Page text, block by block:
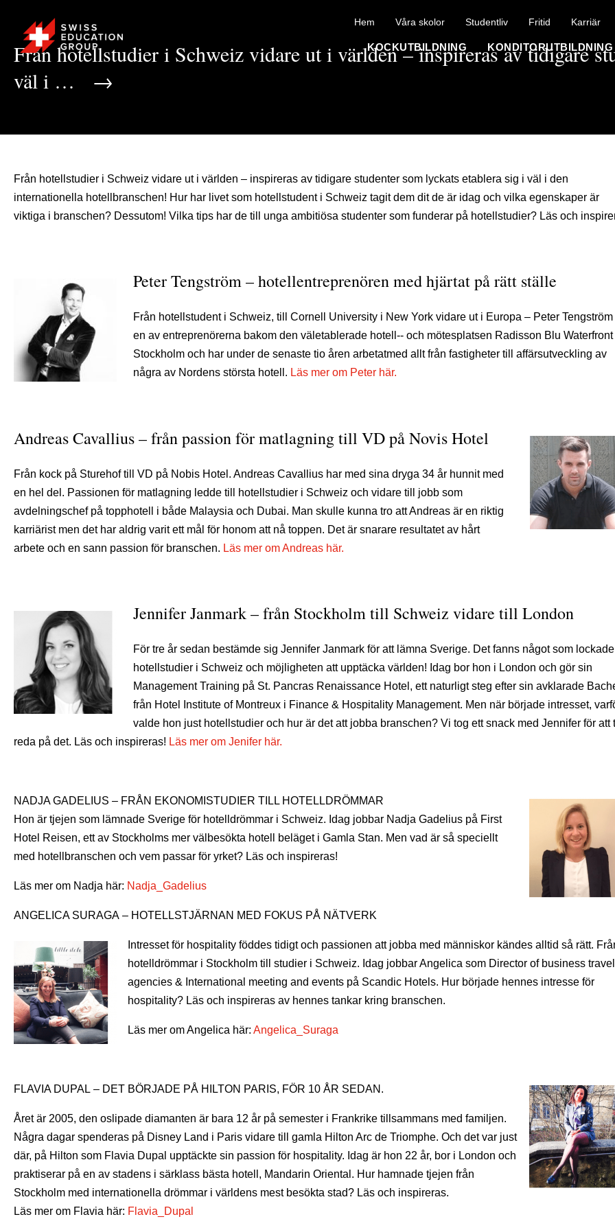
Karriär
Fritid
Studentliv
Våra skolor
Hem
KOCKUTBILDNING KONDITORUTBILDNING
Från hotellstudier i Schweiz vidare ut i världen – inspireras av tidigare
väl i …
→
Från hotellstudier i Schweiz vidare ut i världen – inspireras av tidigare studenter som lyckats etablera sig i väl i den
internationella hotellbranschen! Hur har livet som hotellstudent i Schweiz tagit dem dit de är idag och vilka egenskaper är
viktiga i branschen? Dessutom! Vilka tips har de till unga ambitiösa studenter som funderar på hotellstudier? Läs och
Peter Tengström – hotellentreprenören med hjärtat på rätt ställe
Från hotellstudent i Schweiz, till Cornell University i New York vidare ut i Europa – Peter Tengström
en av entreprenörerna bakom den väletablerade hotell-­‐ och mötesplatsen Radisson Blu Waterfront
Stockholm och har under de senaste tio åren arbetatmed allt från fastigheter till affärsutveckling av
några av Nordens största hotell. Läs mer om Peter här.
Andreas Cavallius – från passion för matlagning till VD på Novis Hotel
Från kock på Sturehof till VD på Nobis Hotel. Andreas Cavallius har med sina dryga 34 år hunnit med
en hel del. Passionen för matlagning ledde till hotellstudier i Schweiz och vidare till jobb som
avdelningschef på topphotell i både Malaysia och Dubai. Man skulle kunna tro att Andreas är en riktig
karriärist men det har aldrig varit ett mål för honom att nå toppen. Det är snarare resultatet av hårt
arbete och en sann passion för branschen. Läs mer om Andreas här.
Jennifer Janmark – från Stockholm till Schweiz vidare till London
För tre år sedan bestämde sig Jennifer Janmark för att lämna Sverige. Det fanns något som
hotellstudier i Schweiz och möjligheten att upptäcka världen! Idag bor hon i London och gör sin
Management Training på St. Pancras Renaissance Hotel, ett naturligt steg efter sin avklarade
från Hotel Institute of Montreux i Finance & Hospitality Management. Men när började intresset,
valde hon just hotellstudier och hur är det att jobba branschen? Vi tog ett snack med Jennifer för att
reda på det. Läs och inspireras! Läs mer om Jenifer här.
NADJA GADELIUS – FRÅN EKONOMISTUDIER TILL HOTELLDRÖMMAR
Hon är tjejen som lämnade Sverige för hotelldrömmar i Schweiz. Idag jobbar Nadja Gadelius på First
Hotel Reisen, ett av Stockholms mer välbesökta hotell beläget i Gamla Stan. Men vad är så speciellt
med hotellbranschen och vem passar för yrket? Läs och inspireras!
Läs mer om Nadja här: Nadja_Gadelius
ANGELICA SURAGA – HOTELLSTJÄRNAN MED FOKUS PÅ NÄTVERK
Intresset för hospitality föddes tidigt och passionen att jobba med människor kändes alltid så rätt.
hotelldrömmar i Stockholm till studier i Schweiz. Idag jobbar Angelica som Director of business travel
agencies & International meeting and events på Scandic Hotels. Hur började hennes intresse för
hospitality? Läs och inspireras av hennes tankar kring branschen.
Läs mer om Angelica här: Angelica_Suraga
FLAVIA DUPAL – DET BÖRJADE PÅ HILTON PARIS, FÖR 10 ÅR SEDAN.
Året är 2005, den oslipade diamanten är bara 12 år på semester i Frankrike tillsammans med familjen.
Några dagar spenderas på Disney Land i Paris vidare till gamla Hilton Arc de Triomphe. Och det var just
där, på Hilton som Flavia Dupal upptäckte sin passion för hospitality. Idag är hon 22 år, bor i London och
praktiserar på en av stadens i särklass bästa hotell, Mandarin Oriental. Hur hamnade tjejen från
Stockholm med internationella drömmar i världens mest besökta stad? Läs och inspireras.
Läs mer om Flavia här: Flavia_Dupal